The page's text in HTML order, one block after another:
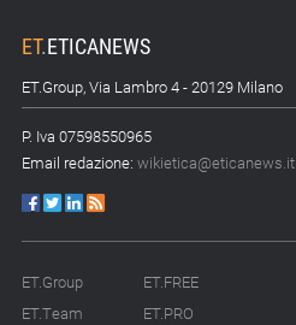
ET.ETICANEWS
ET.Group, Via Lambro 4 - 20129 Milano
P. Iva 07598550965
Email redazione: wikietica@eticanews.it
ET.Group
ET.Team
ET.FREE
ET.PRO